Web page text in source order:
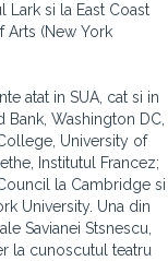
Lark si la East Coast
Arts (New York
atat in SUA, cat si in
Washington DC,
University of
Institutul Francez;
la Cambridge si
University. Una din
Savianei Stsnescu,
la cunoscutul teatru